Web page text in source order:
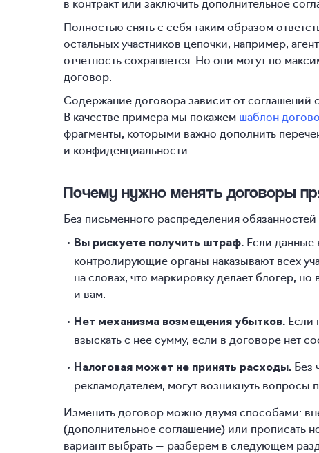
Полностью снять с себя таким образом
остальных участников цепочки, например,
отчетность сохраняется. Но они могут по
договор.
Содержание договора зависит от соглашений
В качестве примера мы покажем шаблон
фрагменты, которыми важно дополнить
и конфиденциальности.
Почему нужно менять договоры
Без письменного распределения
Вы рискуете получить штраф. Если данные
контролирующие органы наказывают всех
на словах, что маркировку делает блогер,
и вам.
Нет механизма возмещения убытков. Если
взыскать с нее сумму, если в договоре нет
Налоговая может не принять расходы. Без
рекламодателем, могут возникнуть вопросы
Изменить договор можно двумя способами:
(дополнительное соглашение) или прописать
вариант выбрать — разберем в следующем